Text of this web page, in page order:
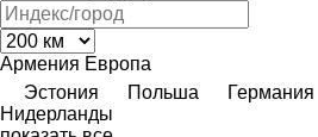
Армения Европа
Эстония
Польша Германия
Нидерланды